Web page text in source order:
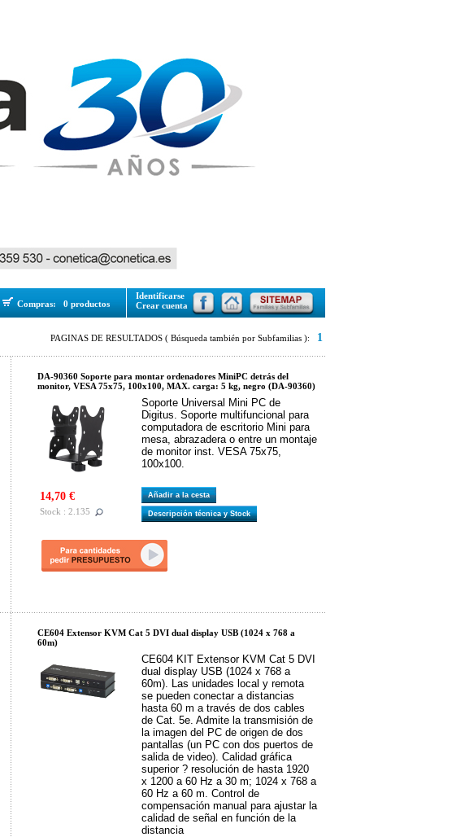
Compras: 0 productos
Identificarse
Crear cuenta
PAGINAS DE RESULTADOS ( Búsqueda también por Subfamilias ): 1
DA-90360 Soporte para montar ordenadores MiniPC detrás del
monitor, VESA 75x75, 100x100, MAX. carga: 5 kg, negro (DA-90360)
Soporte Universal Mini PC de
Digitus. Soporte multifuncional para
computadora de escritorio Mini para
mesa, abrazadera o entre un montaje
de monitor inst. VESA 75x75,
100x100.
14,70 €
Stock : 2.135
Añadir a la cesta
Descripción técnica y Stock
CE604 Extensor KVM Cat 5 DVI dual display USB (1024 x 768 a
60m)
CE604 KIT Extensor KVM Cat 5 DVI
dual display USB (1024 x 768 a
60m). Las unidades local y remota
se pueden conectar a distancias
hasta 60 m a través de dos cables
de Cat. 5e. Admite la transmisión de
la imagen del PC de origen de dos
pantallas (un PC con dos puertos de
salida de video). Calidad gráfica
superior ? resolución de hasta 1920
x 1200 a 60 Hz a 30 m; 1024 x 768 a
60 Hz a 60 m. Control de
compensación manual para ajustar la
calidad de señal en función de la
distancia